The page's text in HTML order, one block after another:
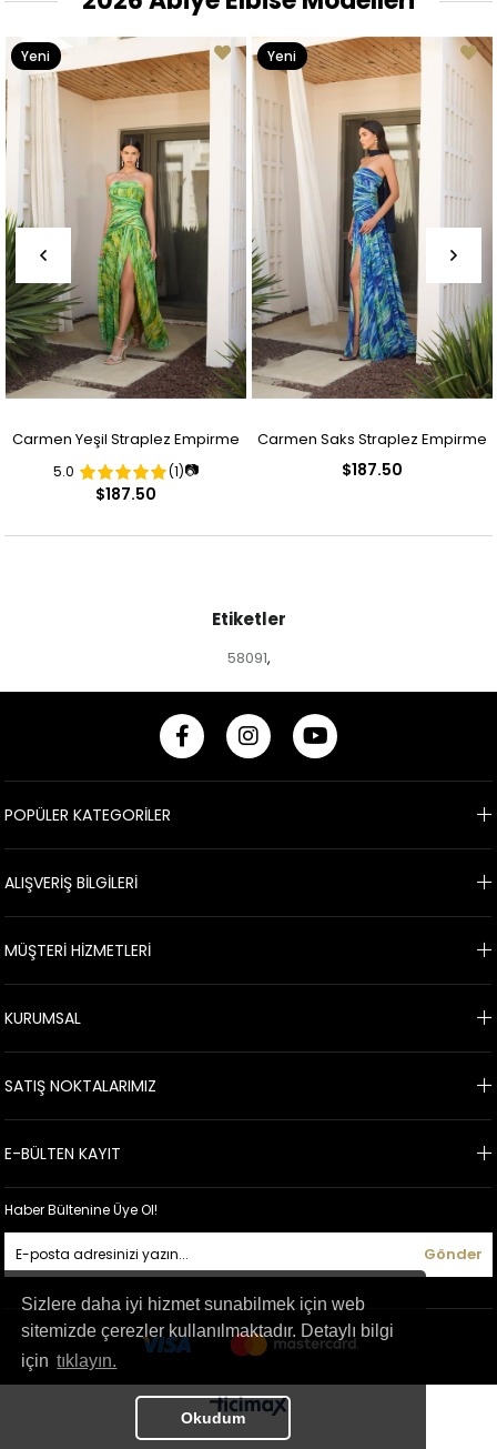
Sizlere daha iyi hizmet sunabilmek için web
sitemizde çerezler kullanılmaktadır. Detaylı bilgi
için tıklayın.
Okudum
Carmen Yeşil Straplez Empirme
Desenli Abiye Elbise
5.0 (1)📷
$187.50
Yeni
Ürün
Carmen Saks Straplez Empirme
$187.50
Yeni
Ürün
Etiketler
58091,
POPÜLER KATEGORİLER
ALIŞVERİŞ BİLGİLERİ
MÜŞTERİ HİZMETLERİ
KURUMSAL
SATIŞ NOKTALARIMIZ
E-BÜLTEN KAYIT
Haber Bültenine Üye Ol!
Gönder